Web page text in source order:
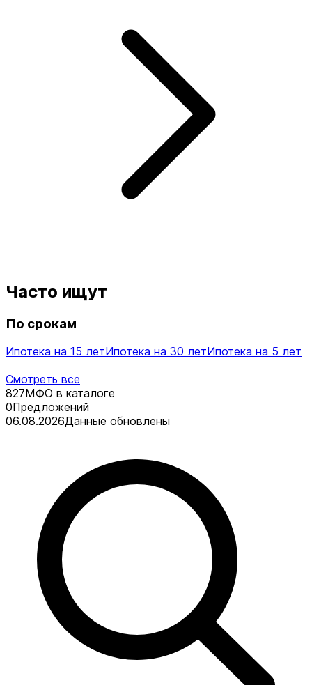
Часто ищут
По срокам
Ипотека на 15 летИпотека на 30 летИпотека на 5 лет
Смотреть все
827МФО в каталоге
0Предложений
06.08.2026Данные обновлены